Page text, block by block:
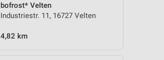
bofrost* Velten
Industriestr. 11, 16727 Velten
4,82 km